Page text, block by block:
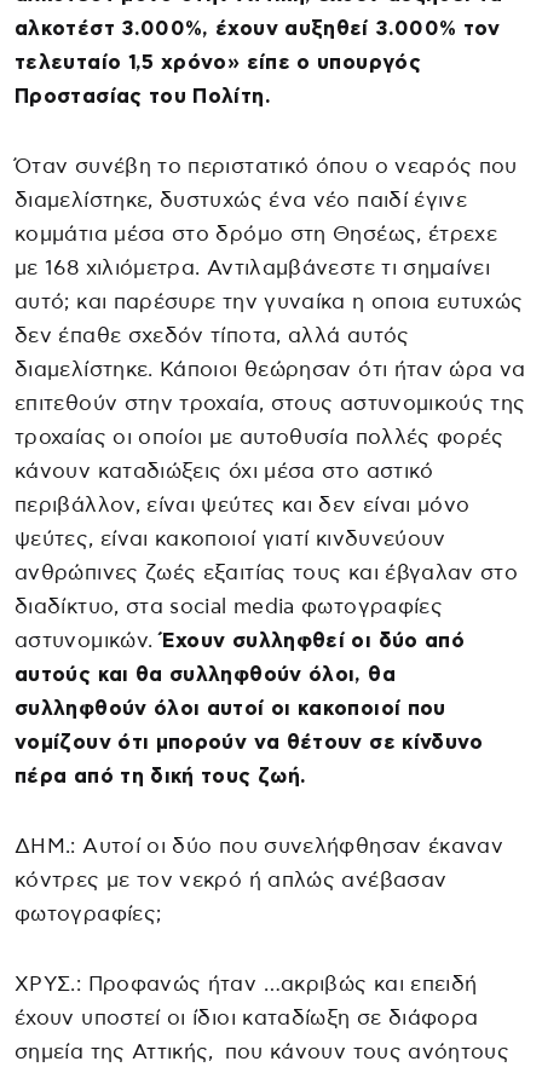
αλκοτέστ 3.000%, έχουν αυξηθεί 3.000% τον
τελευταίο 1,5 χρόνο» είπε ο υπουργός
Προστασίας του Πολίτη.
Όταν συνέβη το περιστατικό όπου ο νεαρός που
διαμελίστηκε, δυστυχώς ένα νέο παιδί έγινε
κομμάτια μέσα στο δρόμο στη Θησέως, έτρεχε
με 168 χιλιόμετρα. Αντιλαμβάνεστε τι σημαίνει
αυτό; και παρέσυρε την γυναίκα η οποια ευτυχώς
δεν έπαθε σχεδόν τίποτα, αλλά αυτός
διαμελίστηκε. Κάποιοι θεώρησαν ότι ήταν ώρα να
επιτεθούν στην τροχαία, στους αστυνομικούς της
τροχαίας οι οποίοι με αυτοθυσία πολλές φορές
κάνουν καταδιώξεις όχι μέσα στο αστικό
περιβάλλον, είναι ψεύτες και δεν είναι μόνο
ψεύτες, είναι κακοποιοί γιατί κινδυνεύουν
ανθρώπινες ζωές εξαιτίας τους και έβγαλαν στο
διαδίκτυο, στα social media φωτογραφίες
αστυνομικών. Έχουν συλληφθεί οι δύο από
αυτούς και θα συλληφθούν όλοι, θα
συλληφθούν όλοι αυτοί οι κακοποιοί που
νομίζουν ότι μπορούν να θέτουν σε κίνδυνο
πέρα από τη δική τους ζωή.
ΔΗΜ.: Αυτοί οι δύο που συνελήφθησαν έκαναν
κόντρες με τον νεκρό ή απλώς ανέβασαν
φωτογραφίες;
ΧΡΥΣ.: Προφανώς ήταν …ακριβώς και επειδή
έχουν υποστεί οι ίδιοι καταδίωξη σε διάφορα
σημεία της Αττικής, που κάνουν τους ανόητους